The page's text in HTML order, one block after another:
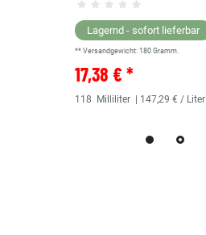
Lagernd - sofort lieferbar
** Versandgewicht: 180 Gramm.
17,38 € *
118 Milliliter | 147,29 € / Liter